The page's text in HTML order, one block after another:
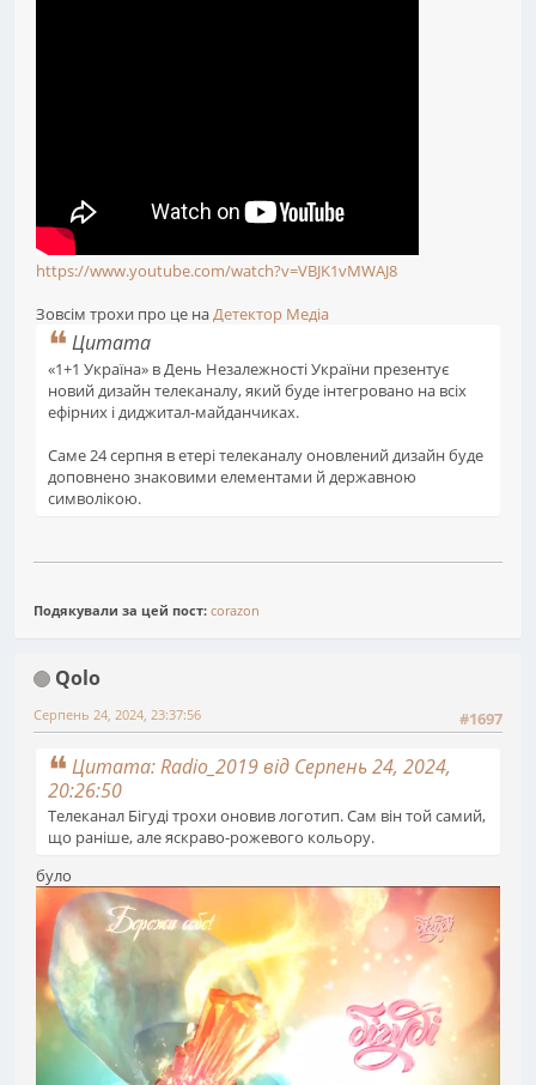
https://www.youtube.com/watch?v=VBJK1vMWAJ8
Зовсім трохи про це на Детектор Медіа
Цитата
«1+1 Україна» в День Незалежності України презентує
новий дизайн телеканалу, який буде інтегровано на всіх
ефірних і диджитал-майданчиках.
Саме 24 серпня в етері телеканалу оновлений дизайн буде
доповнено знаковими елементами й державною
символікою.
Подякували за цей пост: corazon
Qolo
#1697
Серпень 24, 2024, 23:37:56
Цитата: Radio_2019 від Серпень 24, 2024,
20:26:50
Телеканал Бігуді трохи оновив логотип. Сам він той самий,
що раніше, але яскраво-рожевого кольору.
було